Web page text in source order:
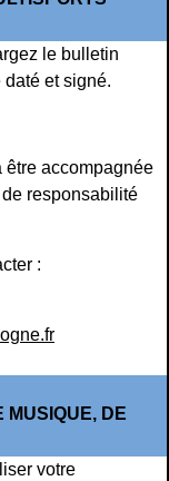
le bulletin
daté et signé.
être accompagnée
de responsabilité
:
MUSIQUE, DE
votre